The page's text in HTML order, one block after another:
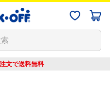
文で送料無料